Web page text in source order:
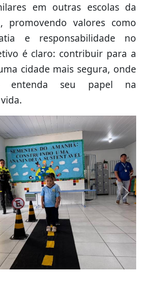
em outras escolas da
promovendo valores como
e responsabilidade no
é claro: contribuir para a
cidade mais segura, onde
entenda seu papel na